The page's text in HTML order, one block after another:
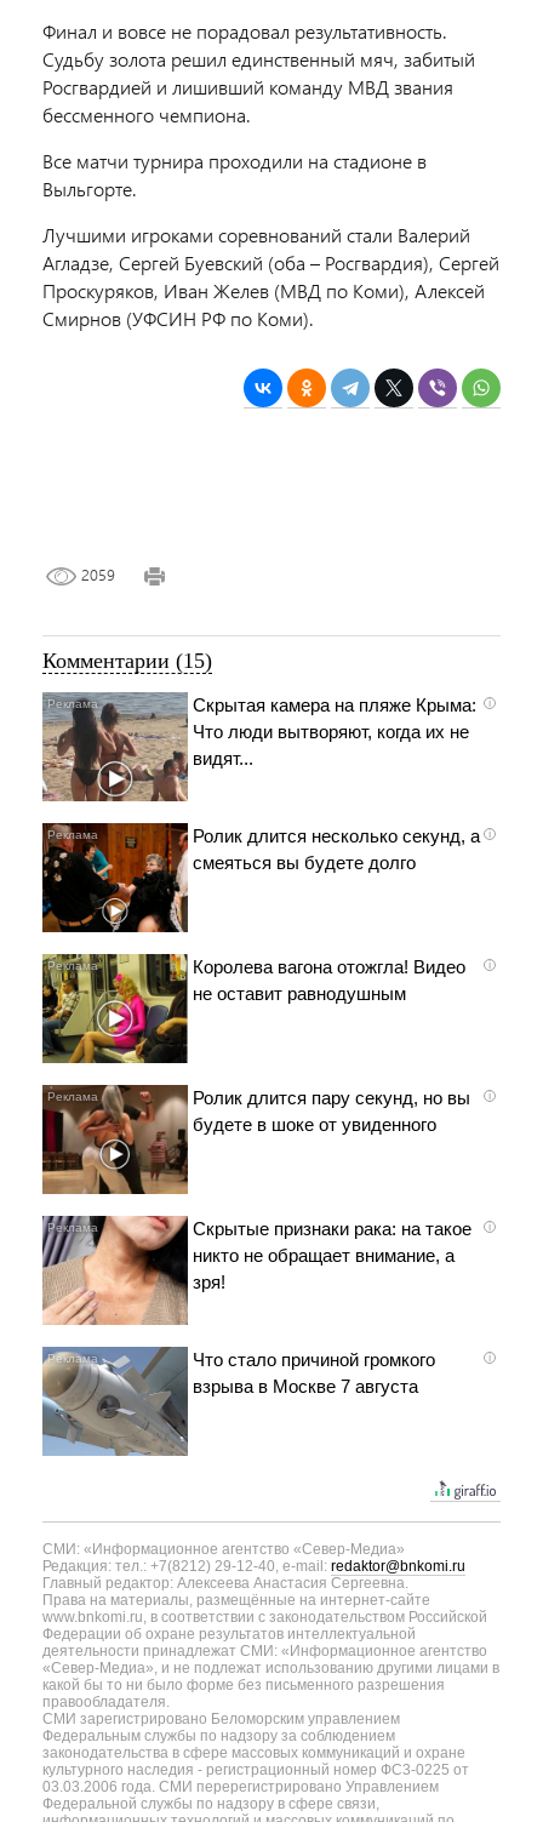
Финал и вовсе не порадовал результативность.
Судьбу золота решил единственный мяч, забитый
Росгвардией и лишивший команду МВД звания
бессменного чемпиона.
Все матчи турнира проходили на стадионе в
Выльгорте.
Лучшими игроками соревнований стали Валерий
Агладзе, Сергей Буевский (оба – Росгвардия), Сергей
Проскуряков, Иван Желев (МВД по Коми), Алексей
Смирнов (УФСИН РФ по Коми).
2059
Комментарии (15)
i
Скрытая камера на пляже Крыма:
Что люди вытворяют, когда их не
видят...
i
Ролик длится несколько секунд, а
смеяться вы будете долго
i
Королева вагона отожгла! Видео
не оставит равнодушным
i
Ролик длится пару секунд, но вы
будете в шоке от увиденного
i
Скрытые признаки рака: на такое
никто не обращает внимание, а
зря!
i
Что стало причиной громкого
взрыва в Москве 7 августа
СМИ: «Информационное агентство «Север-Медиа»
Редакция: тел.: +7(8212) 29-12-40, e-mail: redaktor@bnkomi.ru
Главный редактор: Алексеева Анастасия Сергеевна.
Права на материалы, размещённые на интернет-сайте
www.bnkomi.ru, в соответствии с законодательством Российской
Федерации об охране результатов интеллектуальной
деятельности принадлежат СМИ: «Информационное агентство
«Север-Медиа», и не подлежат использованию другими лицами в
какой бы то ни было форме без письменного разрешения
правообладателя.
СМИ зарегистрировано Беломорским управлением
Федеральным службы по надзору за соблюдением
законодательства в сфере массовых коммуникаций и охране
культурного наследия - регистрационный номер ФС3-0225 от
03.03.2006 года. СМИ перерегистрировано Управлением
Федеральной службы по надзору в сфере связи,